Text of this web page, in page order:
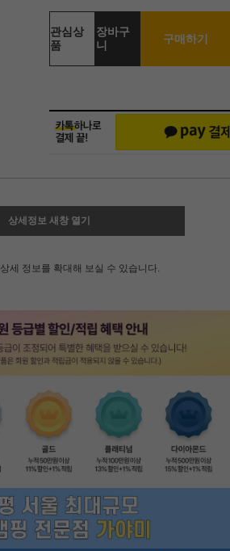
관심상
품
장바구
니
구매하기
상세정보 새창 열기
상세 정보를 확대해 보실 수 있습니다.